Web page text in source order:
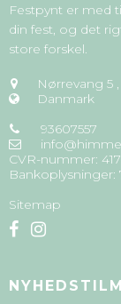
Festpynt er med
din fest, og det
store forskel.
Nørrevang 5 ,
Danmark
93607557
CVR-nummer:
Bankoplysninger:
Sitemap